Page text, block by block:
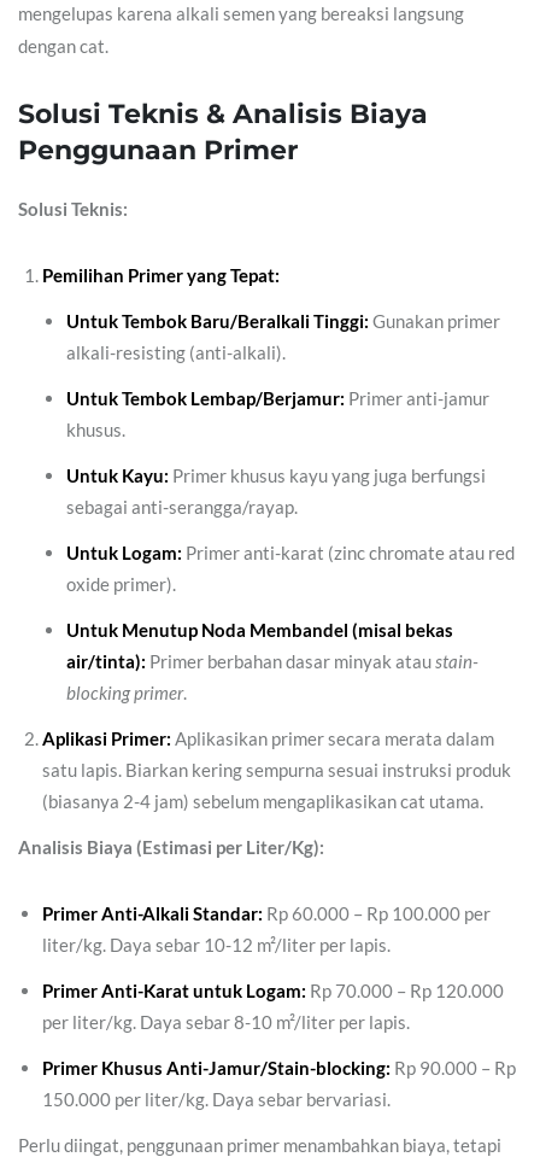
mengelupas karena alkali semen yang bereaksi langsung
dengan cat.
Solusi Teknis & Analisis Biaya
Penggunaan Primer
Solusi Teknis:
Pemilihan Primer yang Tepat:
Untuk Tembok Baru/Beralkali Tinggi: Gunakan primer
alkali-resisting (anti-alkali).
Untuk Tembok Lembap/Berjamur: Primer anti-jamur
khusus.
Untuk Kayu: Primer khusus kayu yang juga berfungsi
sebagai anti-serangga/rayap.
Untuk Logam: Primer anti-karat (zinc chromate atau red
oxide primer).
Untuk Menutup Noda Membandel (misal bekas
air/tinta): Primer berbahan dasar minyak ataustain-
blocking primer.
Aplikasi Primer: Aplikasikan primer secara merata dalam
satu lapis. Biarkan kering sempurna sesuai instruksi produk
(biasanya 2-4 jam) sebelum mengaplikasikan cat utama.
Analisis Biaya (Estimasi per Liter/Kg):
Primer Anti-Alkali Standar: Rp 60.000 – Rp 100.000 per
liter/kg. Daya sebar 10-12 m²/liter per lapis.
Primer Anti-Karat untuk Logam: Rp 70.000 – Rp 120.000
per liter/kg. Daya sebar 8-10 m²/liter per lapis.
Primer Khusus Anti-Jamur/Stain-blocking: Rp 90.000 – Rp
150.000 per liter/kg. Daya sebar bervariasi.
Perlu diingat, penggunaan primer menambahkan biaya, tetapi